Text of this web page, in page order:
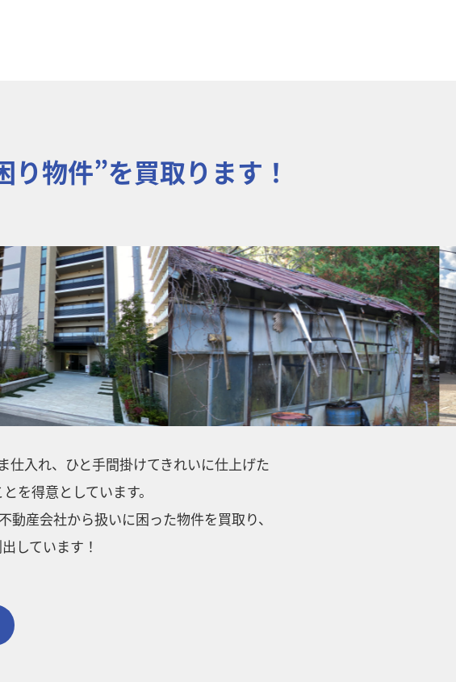
物件”を買取ります！
仕入れ、ひと手間掛けてきれいに仕上げた
を得意としています。
動産会社から扱いに困った物件を買取り、
しています！